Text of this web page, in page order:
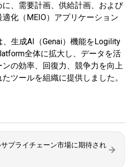
、需要計画、供給計画、および
化（MEIO）アプリケーション
、生成AI（Genai）機能をLogility
全体に拡大し、データを活
の効率、回復力、競争力を向上
ツールを組織に提供しました。
プライチェーン市場に期待され